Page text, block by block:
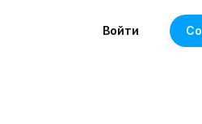
Войти